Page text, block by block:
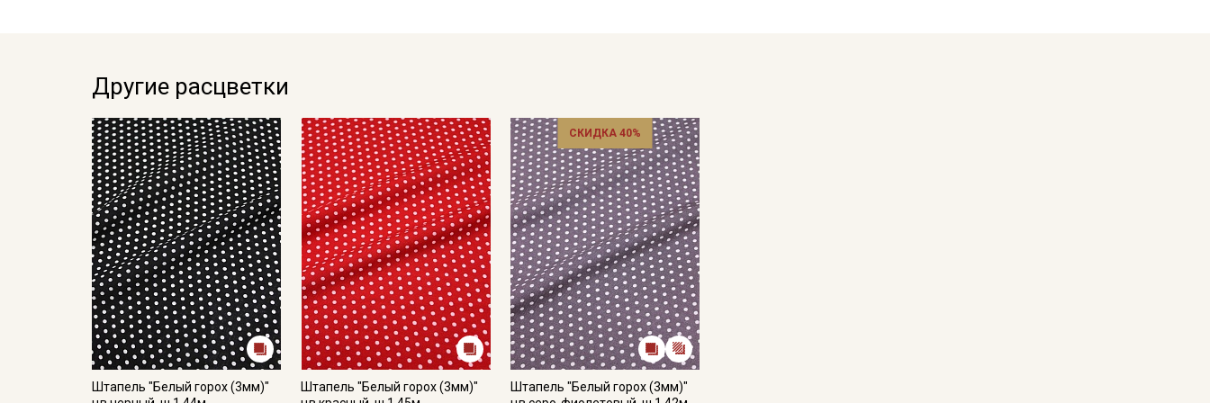
Другие расцветки
Штапель "Белый горох (3мм)"
Штапель "Белый горох (3мм)"
СКИДКА 40%
Штапель "Белый горох (3мм)"